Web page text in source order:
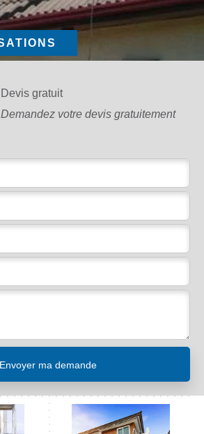
Devis gratuit
Demandez votre devis gratuitement